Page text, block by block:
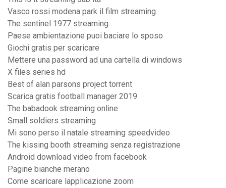
Vasco rossi modena park il film streaming
The sentinel 1977 streaming
Paese ambientazione puoi baciare lo sposo
Giochi gratis per scaricare
Mettere una password ad una cartella di windows
X files series hd
Best of alan parsons project torrent
Scarica gratis football manager 2019
The babadook streaming online
Small soldiers streaming
Mi sono perso il natale streaming speedvideo
The kissing booth streaming senza registrazione
Android download video from facebook
Pagine bianche merano
Come scaricare lapplicazione zoom